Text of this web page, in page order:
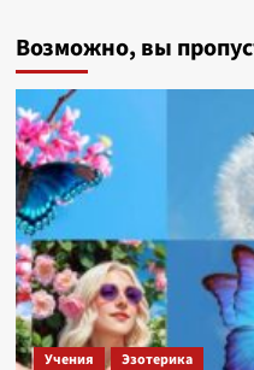
Хто
світом?
Возможно, вы
Учения Эзотерика